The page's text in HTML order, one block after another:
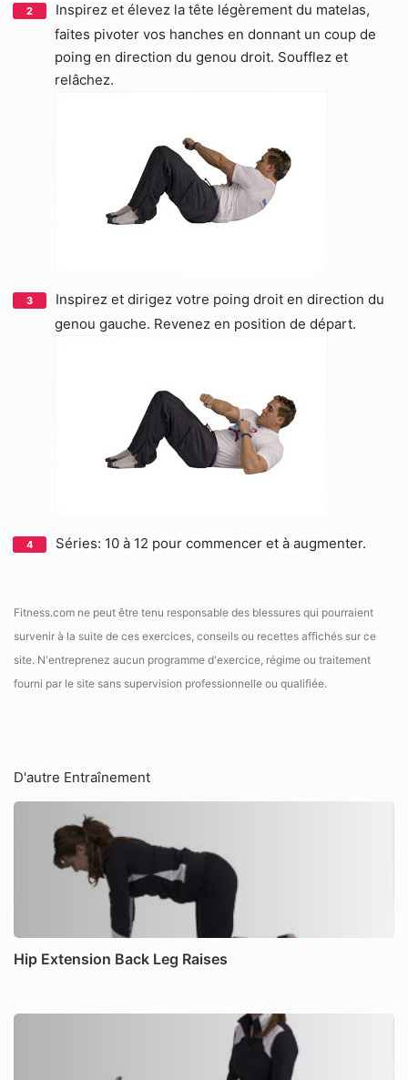
Inspirez et élevez la tête légèrement du matelas,
faites pivoter vos hanches en donnant un coup de
poing en direction du genou droit. Soufflez et
relâchez.
Inspirez et dirigez votre poing droit en direction du
genou gauche. Revenez en position de départ.
Séries: 10 à 12 pour commencer et à augmenter.
Fitness.com ne peut être tenu responsable des blessures qui pourraient
survenir à la suite de ces exercices, conseils ou recettes affichés sur ce
site. N'entreprenez aucun programme d'exercice, régime ou traitement
fourni par le site sans supervision professionnelle ou qualifiée.
D'autre Entraînement
Hip Extension Back Leg Raises